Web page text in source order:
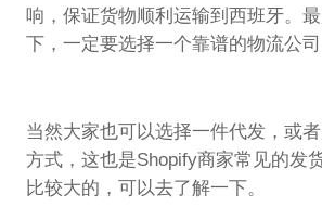
响，保证货物顺利运输到西班牙。
下，一定要选择一个靠谱的物流公司
当然大家也可以选择一件代发，或
方式，这也是Shopify商家常见的发
比较大的，可以去了解一下。